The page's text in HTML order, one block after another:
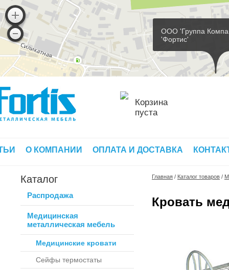
ООО 'Группа
'Фортис'
Корзина
пуста
О КОМПАНИИ ОПЛАТА И ДОСТАВКА
Каталог
Распродажа
Медицинская
металлическая мебель
Медицинские кровати
Сейфы термостаты
Главная / Каталог товаров /
Кровать